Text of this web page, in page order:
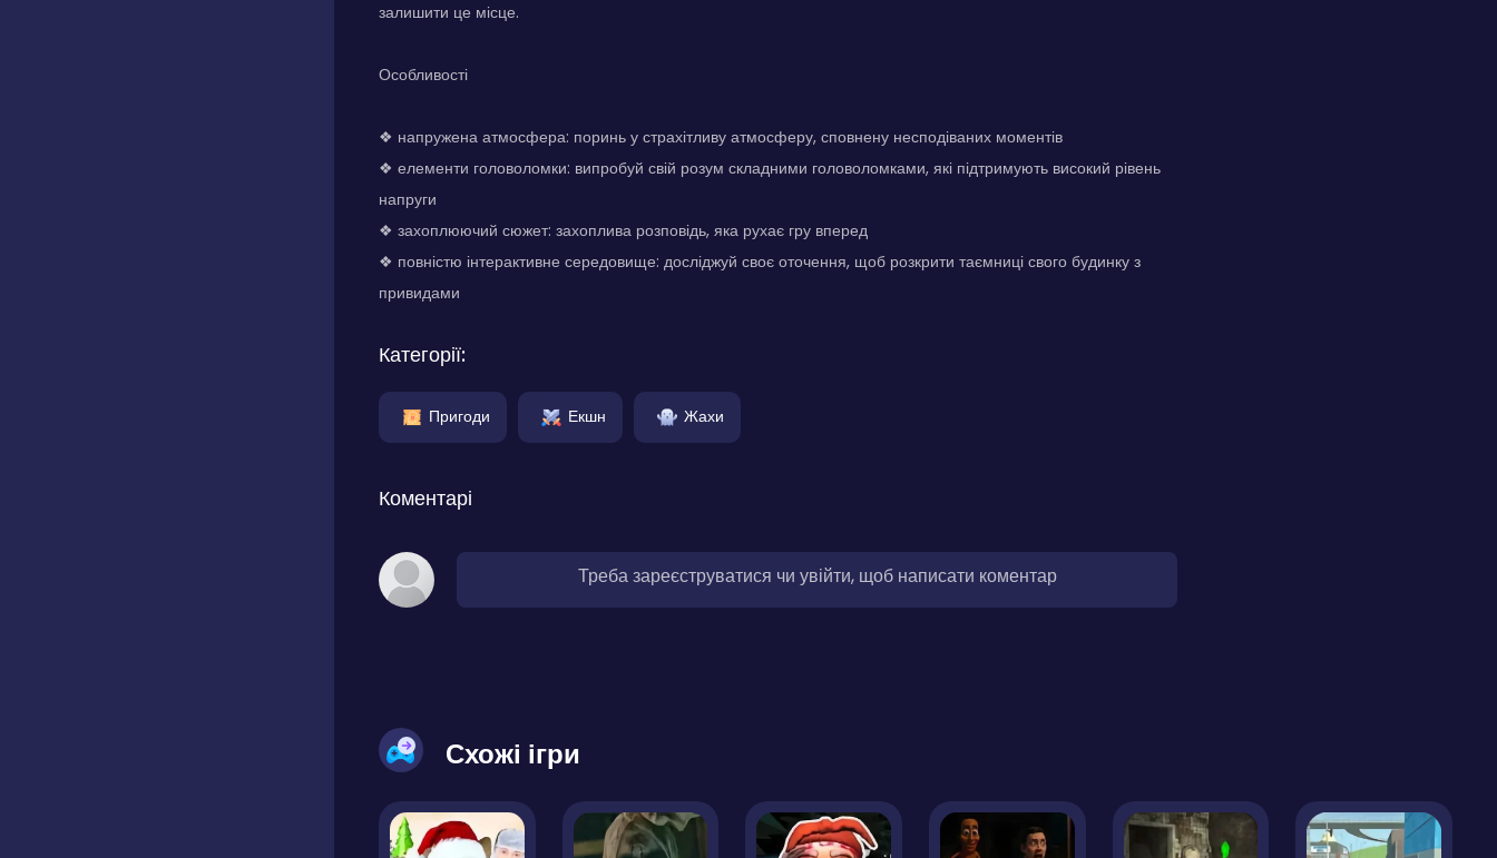
залишити це місце.
Особливості
❖ напружена атмосфера: поринь у страхітливу атмосферу, сповнену несподіваних моментів
❖ елементи головоломки: випробуй свій розум складними головоломками, які підтримують високий рівень
напруги
❖ захоплюючий сюжет: захоплива розповідь, яка рухає гру вперед
❖ повністю інтерактивне середовище: досліджуй своє оточення, щоб розкрити таємниці свого будинку з
привидами
Категорії:
Пригоди Екшн Жахи
Коментарі
Треба зареєструватися чи увійти, щоб написати коментар
Схожі ігри